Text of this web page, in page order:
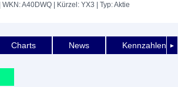
| WKN: A40DWQ | Kürzel: YX3 | Typ: Aktie
►
Charts News Kennzahlen